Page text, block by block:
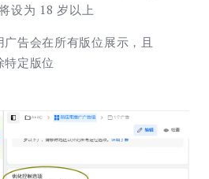
设为 18 岁以上
告会在所有版位展示，且
特定版位